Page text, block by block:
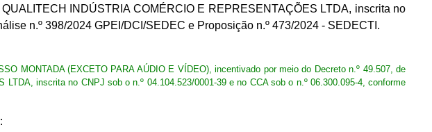
INDÚSTRIA COMÉRCIO E REPRESENTAÇÕES LTDA, inscrita no
n.º 398/2024 GPEI/DCI/SEDEC e Proposição n.º 473/2024 - SEDECTI.
MONTADA (EXCETO PARA AÚDIO E VÍDEO), incentivado por meio do Decreto n.º 49.507, de
inscrita no CNPJ sob o n.º 04.104.523/0001-39 e no CCA sob o n.º 06.300.095-4, conforme